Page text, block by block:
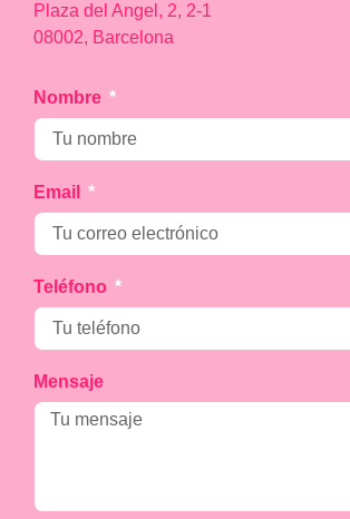
Plaza del Angel, 2, 2-1
08002, Barcelona
Nombre
Email
Teléfono
Mensaje